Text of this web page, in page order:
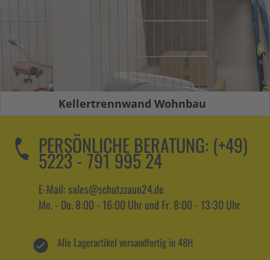
Kellertrennwand Wohnbau
PERSÖNLICHE BERATUNG: (+49)
5223 - 791 995 24
E-Mail: sales@schutzzaun24.de
Mo. - Do. 8:00 - 16:00 Uhr und Fr. 8:00 - 13:30 Uhr
Alle Lagerartikel versandfertig in 48H